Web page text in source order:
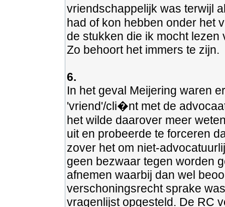
vriendschappelijk was terwijl
had of kon hebben onder het
de stukken die ik mocht
Zo behoort het immers te zijn.
6.
In het geval Meijering waren
'vriend'/cli�nt met de
het wilde daarover meer
uit en probeerde te forceren
zover het om niet-
geen bezwaar tegen worden
afnemen waarbij dan wel
verschoningsrecht sprake
vragenlijst opgesteld. De RC